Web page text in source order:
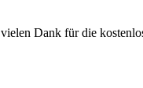
Dank für die